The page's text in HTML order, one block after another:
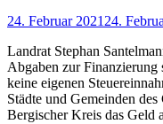
24. Februar 2021 24.
Landrat Stephan
Abgaben zur
keine eigenen
Städte und Gemeinden
Bergischer Kreis das